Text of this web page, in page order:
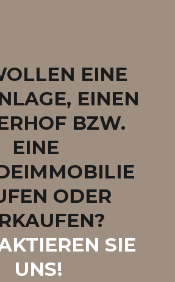
EINE
EINEN
BZW.
EINE
ODER
SIE
UNS!